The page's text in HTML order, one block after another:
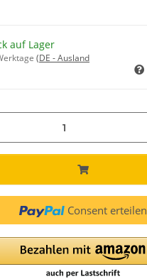
auf Lager
(DE - Ausland
Consent erteilen